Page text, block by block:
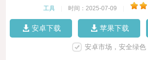
工具 时间：2025-07-09
安卓下载 苹果下载
安卓市场，安全绿色